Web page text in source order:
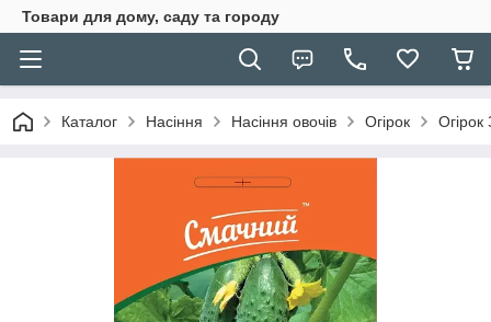
Товари для дому, саду та городу
Каталог Насіння Насіння овочів Огірок